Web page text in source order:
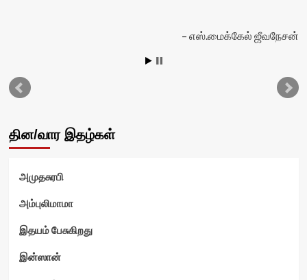
எஸ்.மைக்கேல் ஜீவநேசன்
தின/வார இதழ்கள்
அமுதசுரபி
அம்புலிமாமா
இதயம் பேசுகிறது
இன்ஸான்